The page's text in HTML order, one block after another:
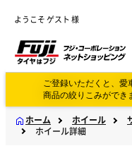
ようこそ ゲスト 様
ご登録いただくと、愛
商品の絞りこみができ
ホーム ホイール
ホイール詳細